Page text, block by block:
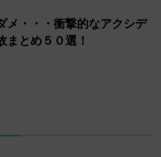
メ・・・衝撃的なアクシデ
まとめ５０選！